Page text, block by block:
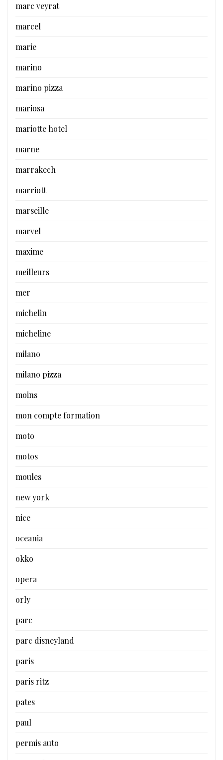
marc veyrat
marcel
marie
marino
marino pizza
mariosa
mariotte hotel
marne
marrakech
marriott
marseille
marvel
maxime
meilleurs
mer
michelin
micheline
milano
milano pizza
moins
mon compte formation
moto
motos
moules
new york
nice
oceania
okko
opera
orly
parc
parc disneyland
paris
paris ritz
pates
paul
permis auto